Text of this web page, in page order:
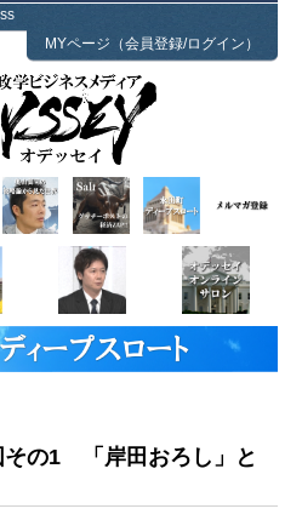
MYページ（会員登録/ログイン）
その1 「岸田おろし」と